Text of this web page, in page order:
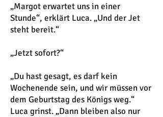
„Margot erwartet uns in einer
Stunde“, erklärt Luca. „Und der Jet
steht bereit.“
„Jetzt sofort?“
„Du hast gesagt, es darf kein
Wochenende sein, und wir müssen vor
dem Geburtstag des Königs weg.“
Luca grinst. „Dann bleiben also nur